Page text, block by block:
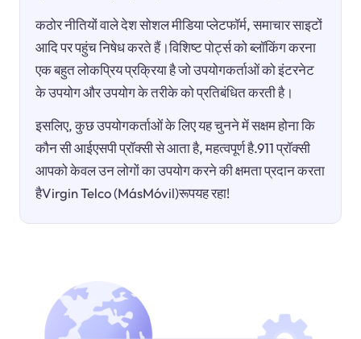
कठोर नीतियों वाले देश सोशल मीडिया प्लेटफॉर्म, समाचार साइटों
आदि पर पहुंच निषेध करते हैं।विशिष्ट पोर्ट्स को ब्लॉकिंग करना
एक बहुत लोकप्रिय प्रक्रिया है जो उपयोगकर्ताओं को इंटरनेट
के उपयोग और उपयोग के तरीके को प्रतिबंधित करती है।
इसलिए, कुछ उपयोगकर्ताओं के लिए यह चुनने में सक्षम होना कि
कौन सी आईएसपी प्रॉक्सी से आता है, महत्वपूर्ण है.911 प्रॉक्सी
आपको केवल उन लोगों का उपयोग करने की क्षमता प्रदान करता
हैVirgin Telco (MásMóvil)रूपयह रहा!